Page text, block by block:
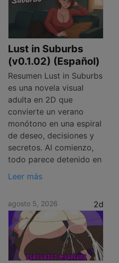
Lust in Suburbs
(v0.1.02) (Español)
Resumen Lust in Suburbs
es una novela visual
adulta en 2D que
convierte un verano
monótono en una espiral
de deseo, decisiones y
secretos. Al comienzo,
todo parece detenido en
Leer más
agosto 5, 2026 2d